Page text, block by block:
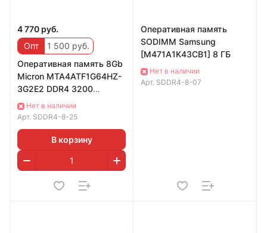
4 770 руб.
Опт
1 500 руб.
Оперативная память 8Gb
Micron MTA4ATF1G64HZ-
3G2E2 DDR4 3200
SODIMM PC4-25600
Нет в наличии
Арт. SDDR4-8-25
В корзину
Оперативная память
SODIMM Samsung
[M471A1K43CB1] 8 ГБ
Нет в наличии
Арт. SDDR4-8-07